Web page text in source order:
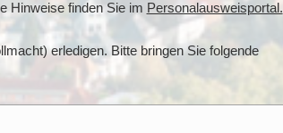
Hinweise finden Sie im Personalausweisportal.
erledigen. Bitte bringen Sie folgende